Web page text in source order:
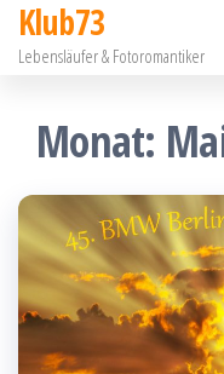
Zum
Inhalt
springen
Klub73
Lebensläufer & Fotoromantiker
Monat: